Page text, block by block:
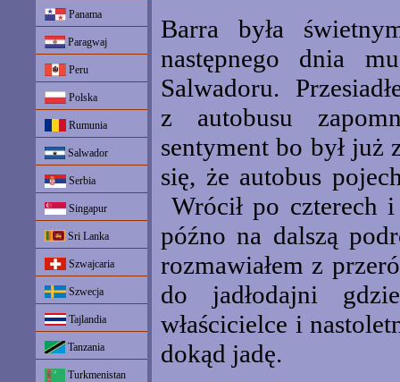
Panama
Paragwaj
Peru
Polska
Rumunia
Salwador
Serbia
Singapur
Sri Lanka
Szwajcaria
Szwecja
Tajlandia
Tanzania
Turkmenistan
Barra była
następnego dnia
Salwadoru.
z autobusu
sentyment bo był
się, że autobus
Wrócił po czterech
późno na dalszą
rozmawiałem z
do jadłodajni
właścicielce i
dokąd jadę.